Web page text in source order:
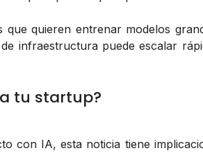
que quieren entrenar modelos
infraestructura puede escalar
tu startup?
con IA, esta noticia tiene